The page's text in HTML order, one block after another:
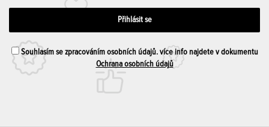
Souhlasím se zpracováním osobních údajů. více info najdete v dokumentu
Ochrana osobních údajů